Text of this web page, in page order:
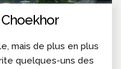
mais de plus en plus
quelques-uns des